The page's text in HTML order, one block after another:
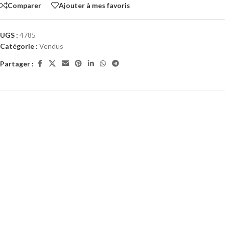
Comparer Ajouter à mes favoris
UGS : 4785
Catégorie : Vendus
Partager :